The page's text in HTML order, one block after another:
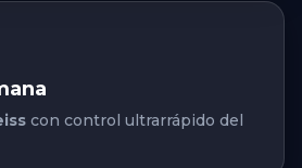
con control ultrarrápido del